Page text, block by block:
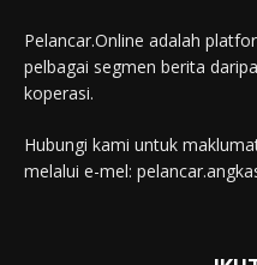
Pelancar.Online adalah
pelbagai segmen berita
koperasi.
Hubungi kami untuk
melalui e-mel: